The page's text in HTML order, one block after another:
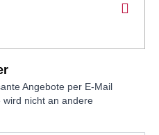
Angebote per E-Mail
nicht an andere